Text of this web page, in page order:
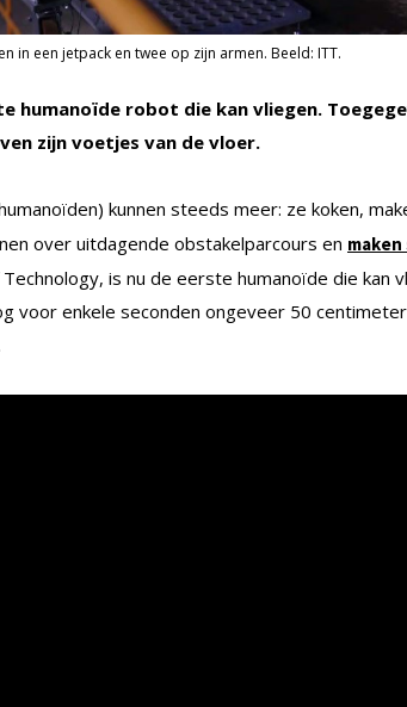
in een jetpack en twee op zijn armen. Beeld: ITT.
humanoïde robot die kan vliegen.
zijn voetjes van de vloer.
kunnen steeds meer: ze koken,
over uitdagende obstakelparcours en maken
is nu de eerste humanoïde die kan
voor enkele seconden ongeveer 50